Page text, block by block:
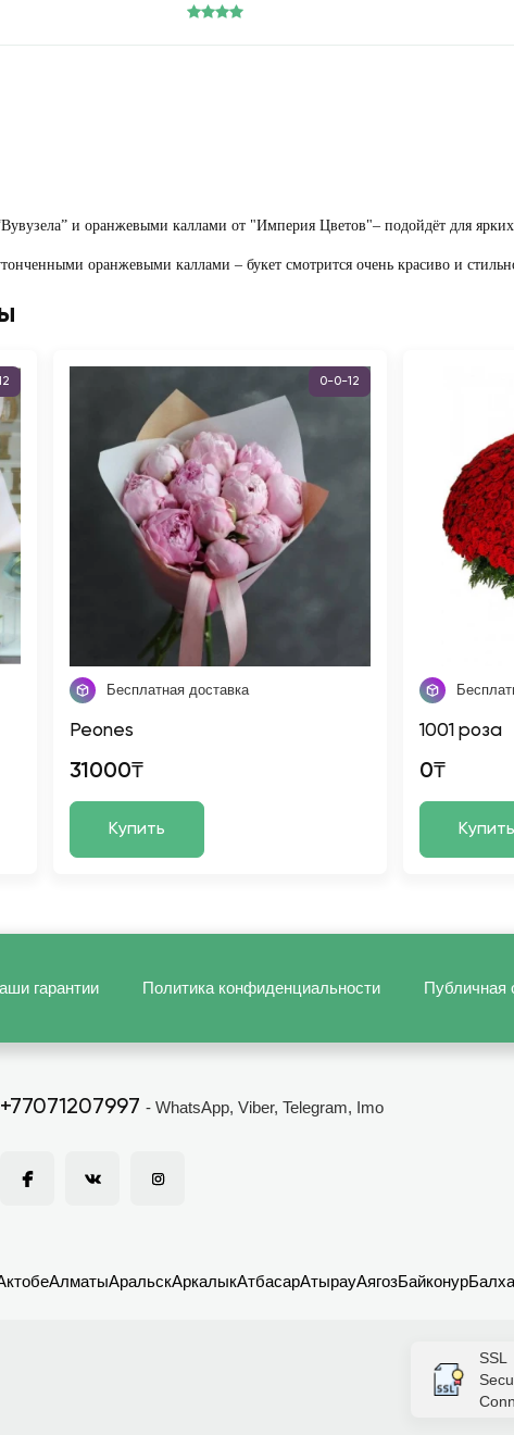
и оранжевыми каллами от "Империя Цветов"– подойдёт для
оранжевыми каллами – букет смотрится очень красиво и
0-0-12
Бесплатная доставка
Peones
31000₸
Купить
1001 роза
0₸
Купить
гарантии Политика конфиденциальности Публичная
+77071207997 - WhatsApp, Viber, Telegram, Imo
АлматыАральскАркалыкАтбасарАтырауАягозБайконур
SSL